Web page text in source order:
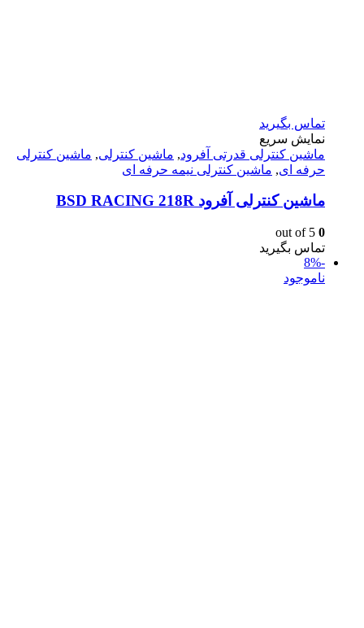
تماس بگیرید
نمایش سریع
ماشين كنترلى قدرتى آفرود, ماشین کنترلی, ماشین کنترلی
حرفه ای, ماشین کنترلی نیمه حرفه ای
ماشین کنترلی آفرود BSD RACING 218R
0
تماس بگیرید
-8%
ناموجود